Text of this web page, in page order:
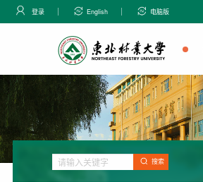
登录 English 电脑版
搜索